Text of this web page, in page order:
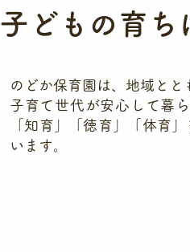
子どもの育ち
のどか保育園は、地域とと
子育て世代が安心して暮
「知育」「徳育」「体育
います。